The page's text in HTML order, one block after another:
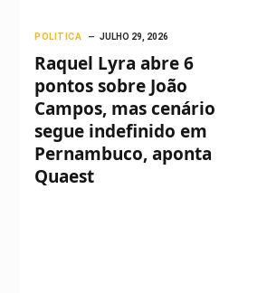
POLITICA JULHO 29, 2026
Raquel Lyra abre 6
pontos sobre João
Campos, mas cenário
segue indefinido em
Pernambuco, aponta
Quaest